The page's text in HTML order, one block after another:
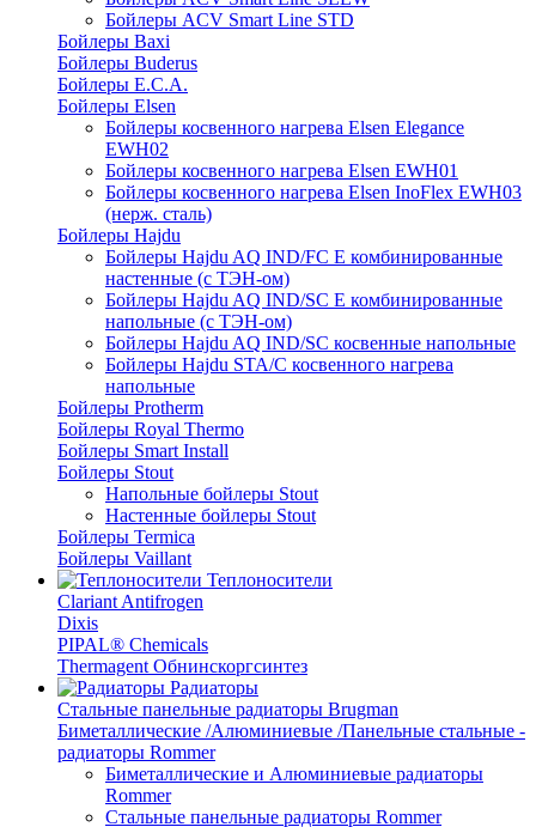
Бойлеры ACV Smart Line STD
Бойлеры Baxi
Бойлеры Buderus
Бойлеры E.C.A.
Бойлеры Elsen
Бойлеры косвенного нагрева Elsen Elegance
EWH02
Бойлеры косвенного нагрева Elsen EWH01
Бойлеры косвенного нагрева Elsen InoFlex EWH03
(нерж. сталь)
Бойлеры Hajdu
Бойлеры Hajdu AQ IND/FC E комбинированные
настенные (с ТЭН-ом)
Бойлеры Hajdu AQ IND/SC E комбинированные
напольные (с ТЭН-ом)
Бойлеры Hajdu AQ IND/SC косвенные напольные
Бойлеры Hajdu STA/C косвенного нагрева
напольные
Бойлеры Protherm
Бойлеры Royal Thermo
Бойлеры Smart Install
Бойлеры Stout
Напольные бойлеры Stout
Настенные бойлеры Stout
Бойлеры Termica
Бойлеры Vaillant
Теплоносители
Clariant Antifrogen
Dixis
PIPAL® Chemicals
Thermagent Обнинскоргсинтез
Радиаторы
Стальные панельные радиаторы Brugman
Биметаллические /Алюминиевые /Панельные стальные -
радиаторы Rommer
Биметаллические и Алюминиевые радиаторы
Rommer
Стальные панельные радиаторы Rommer